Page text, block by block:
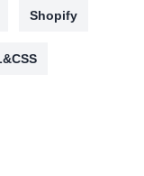
Shopify